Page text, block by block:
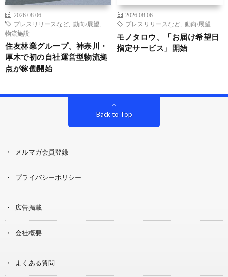
2026.08.06
プレスリリースなど
動向/展望
物流施設
住友林業グループ、神奈川・
厚木で初の自社運営型物流拠
点が稼働開始
2026.08.06
プレスリリースなど
動向/展望
モノタロウ、「お届け希望日
指定サービス」開始
Back to Top
メルマガ会員登録
プライバシーポリシー
広告掲載
会社概要
よくある質問